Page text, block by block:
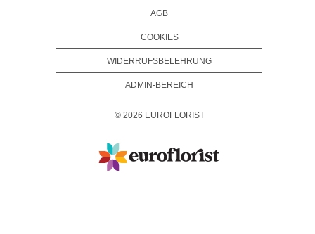
© 2026 EUROFLORIST
AGB
COOKIES
WIDERRUFSBELEHRUNG
ADMIN-BEREICH